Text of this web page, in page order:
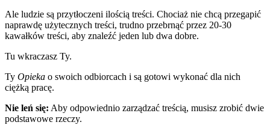
Ale ludzie są przytłoczeni ilością treści. Chociaż nie chcą przegapić
naprawdę użytecznych treści, trudno przebrnąć przez 20-30
kawałków treści, aby znaleźć jeden lub dwa dobre.
Tu wkraczasz Ty.
Ty Opieka o swoich odbiorcach i są gotowi wykonać dla nich
ciężką pracę.
Nie leń się: Aby odpowiednio zarządzać treścią, musisz zrobić dwie
podstawowe rzeczy.